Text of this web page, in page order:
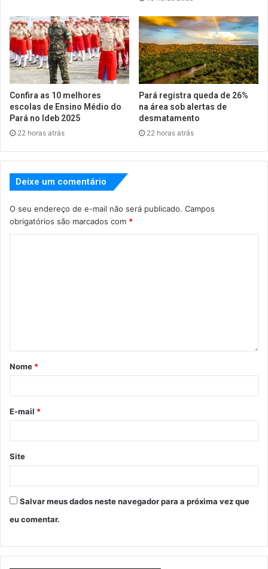
Confira as 10 melhores
escolas de Ensino Médio do
Pará no Ideb 2025
22 horas atrás
Pará registra queda de 26%
na área sob alertas de
desmatamento
22 horas atrás
Deixe um comentário
O seu endereço de e-mail não será publicado. Campos
obrigatórios são marcados com *
Nome *
E-mail *
Site
Salvar meus dados neste navegador para a próxima vez que
eu comentar.